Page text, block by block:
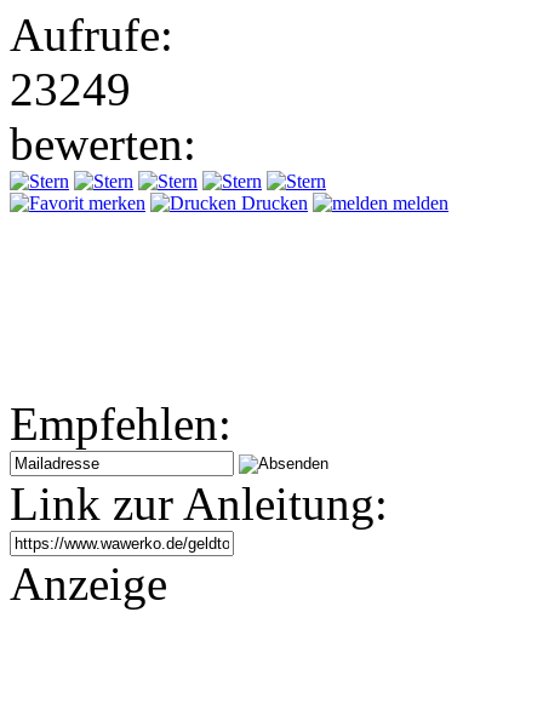
Aufrufe:
23249
bewerten:
merken Drucken melden
Empfehlen:
Link zur Anleitung:
Anzeige